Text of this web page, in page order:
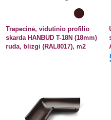
Trapecinė, vidutinio profilio
skarda HANBUD T-18N (18mm)
ruda, blizgi (RAL8017), m2